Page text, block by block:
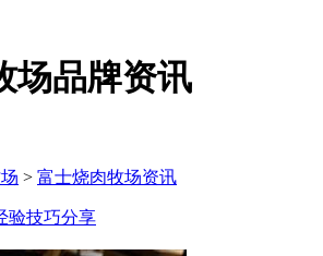
场品牌资讯
> 富士烧肉牧场资讯
验技巧分享